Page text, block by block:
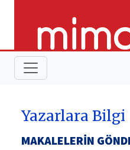
Yazarlara Bilgi
MAKALELERİN